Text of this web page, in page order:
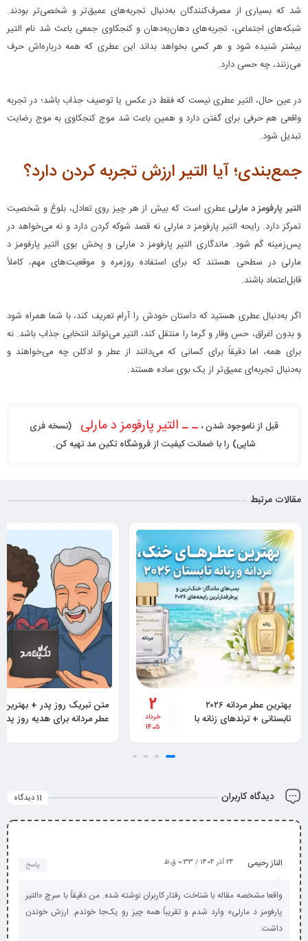
شد که بسیاری از مصرف‌کنندگان به‌دنبال تجربه‌های عمیق‌تر و شخصی‌تر بودند.
شبکه‌های اجتماعی، تجربه‌های دهان‌به‌دهان و کنجکاوی جمعی باعث شد نام التیر
بیشتر شنیده شود و هر کسی بخواهد بداند این عطری که همه درباره‌اش حرف
می‌زنند، چه حسی دارد.
در عین حال، التیر عطری نیست که فقط در عکس یا توصیف جذاب باشد؛ در تجربه
واقعی هم حرفی برای گفتن دارد و همین باعث شد موج کنجکاوی به موج رضایت
تبدیل شود.
جمع‌بندی؛ آیا التیر ارزش تجربه کردن دارد؟
التیر پارفومز د مارلیعطری است که بیش از هر چیز روی تعادل، بلوغ و شخصیت
تمرکز دارد. رایحه التیر پارفومز د مارلی نه قصد شوکه کردن دارد و نه می‌خواهد در
پس‌زمینه گم شود. ماندگاری التیر پارفومز د مارلی و پخش بوی التیر پارفومز د
مارلی در سطحی هستند که برای استفاده روزمره و موقعیت‌های مهم، کاملاً
قابل‌اعتماد باشند.
اگر به‌دنبال عطری هستید که داستان خودش را آرام تعریف کند، با شما همراه شود
و بدون اغراق، حس وقار و گرما را منتقل کند، التیر می‌تواند انتخابی جذاب باشد. نه
برای همه، اما دقیقاً برای کسانی که می‌دانند از عطر و ادکلن چه می‌خواهند و
به‌دنبال تجربه‌ای عمیق‌تر از یک بوی ساده هستند.
قبل از ناموجود شدن ، التیر پارفومز د مارلی
(نسخه فری
شاپی) را با ضمانت کیفیت از فروشگاه تکین مد تهیه کن.
مقالات مرتبط
2
خرداد
1405
بهترین عطر مردانه ۲۰۲۶
تابستانی + ترندهای زنانه با
متن تبریک روز پدر + بهترین
عطر مردانه برای هدیه روز پدر
دیدگاه کاربران 11 دیدگاه
الناز رحیمی 24 آذر 1404 / 0:33 ق.ظ پاسخ
واقعا مشخصه مقاله با شناخت رفتار کاربران نوشته شده. من دقیقاً با سرچ «التیر
پارفومز د مارلی» وارد شدم و تقریباً همه چیز رو یک‌جا خوندم. ارزش خوندن
داشت.